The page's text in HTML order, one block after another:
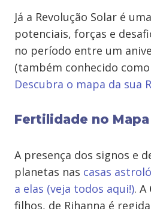
Já a Revolução Solar é
potenciais, forças e
no período entre um
(também conhecido como
Descubra o mapa da sua
Fertilidade no
A presença dos signos e
planetas nas casas
a elas (veja todos aqui!). A
filhos, de Rihanna é